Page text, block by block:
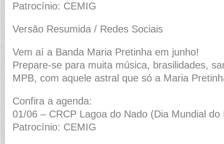
Patrocínio: CEMIG
Versão Resumida / Redes Sociais
Vem aí a Banda Maria Pretinha em junho!
Prepare-se para muita música, brasilidades,
MPB, com aquele astral que só a Maria
Confira a agenda:
01/06 – CRCP Lagoa do Nado (Dia Mundial do
Patrocínio: CEMIG